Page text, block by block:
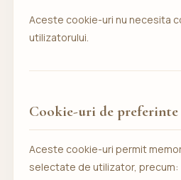
Aceste cookie-uri nu necesita
utilizatorului.
Cookie-uri de preferinte
Aceste cookie-uri permit
selectate de utilizator, precum: